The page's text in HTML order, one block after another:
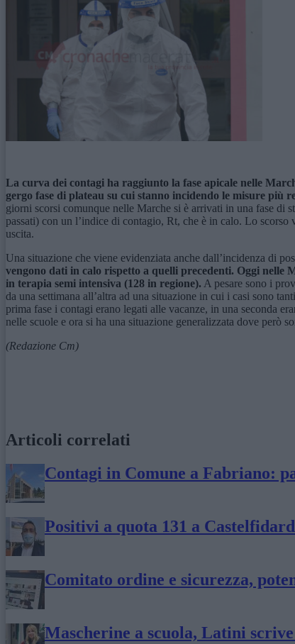
La curva dei contagi ha raggiunto la fase apicale nelle
gergo fase di plateau su cui stanno incidendo le misure più
giorni scorsi comunque nelle Marche si è arrivati in una fase di
passati) con un l’indice di contagio, Rt, che è in calo. Lo
uscita.
Una situazione che viene evidenziata anche dall’incidenza di
vengono dati in calo rispetto a quelli precedenti. Oggi nelle
in terapia semi intensiva (128 in regione). A pesare sono i
da una settimana all’altra ad una situazione in cui i casi sono
prima fase i contagi erano legati alle vacanze, in una seconda
nelle scuole e ora si ha una situazione generalizzata dove però
(Redazione Cm)
Articoli correlati
Contagi in Comune a Fabriano:
Positivi a quota 131 a
Comitato ordine e sicurezza,
Mascherine a scuola, Latini